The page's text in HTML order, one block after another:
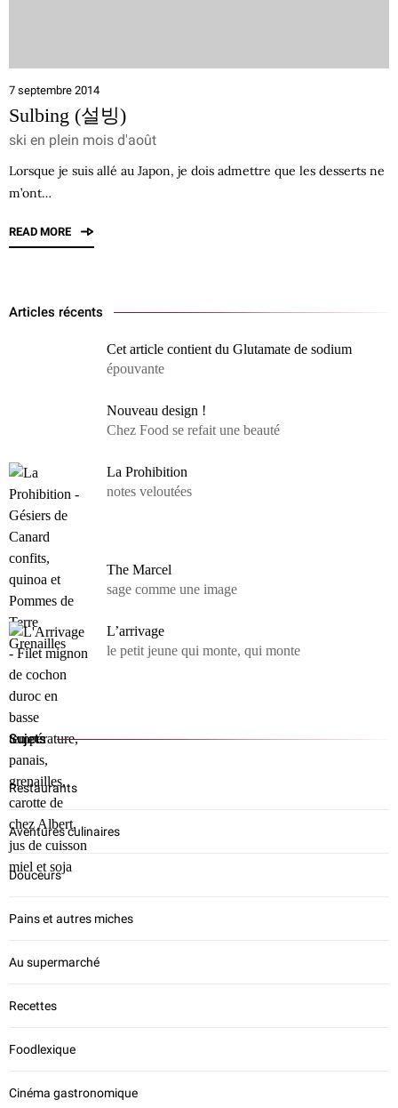
7 septembre 2014
Sulbing (설빙)
ski en plein mois d'août
Lorsque je suis allé au Japon, je dois admettre que les desserts ne
m’ont…
READ MORE
Articles récents
Cet article contient du Glutamate de sodium
épouvante
Nouveau design !
Chez Food se refait une beauté
La Prohibition
notes veloutées
The Marcel
sage comme une image
L’arrivage
le petit jeune qui monte, qui monte
Sujets
Restaurants
Aventures culinaires
Douceurs
Pains et autres miches
Au supermarché
Recettes
Foodlexique
Cinéma gastronomique